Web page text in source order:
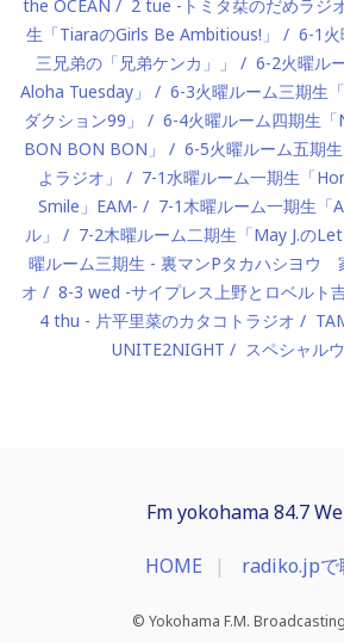
the OCEAN
2 tue -トミタ栞のだめラジ
生「TiaraのGirls Be Ambitious!」
6-1
三兄弟の「兄弟ケンカ」」
6-2火曜ル
Aloha Tuesday」
6-3火曜ルーム三期生
ダクション99」
6-4火曜ルーム四期生「
BON BON BON」
6-5火曜ルーム五期
よラジオ」
7-1水曜ルーム一期生「
Smile」EAM-
7-1木曜ルーム一期生「
ル」
7-2木曜ルーム二期生「May J.の
曜ルーム三期生 - 裏マンPタカハシヨウ
オ
8-3 wed -サイプレス上野とロベルト
4 thu - 片平里菜のカタコトラジオ
UNITE2NIGHT
スペシャル
Fm yokohama 84.7
HOME radiko.jpで
© Yokohama F.M.